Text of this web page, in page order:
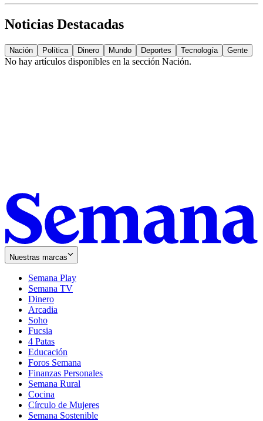
Noticias Destacadas
Nación Política Dinero Mundo Deportes Tecnología Gente
No hay artículos disponibles en la sección Nación.
Nuestras marcas
Semana Play
Semana TV
Dinero
Arcadia
Soho
in
new
window
Fucsia
in
new
window
4 Patas
Educación
Foros Semana
Finanzas Personales
Semana Rural
Cocina
Círculo de Mujeres
Semana Sostenible